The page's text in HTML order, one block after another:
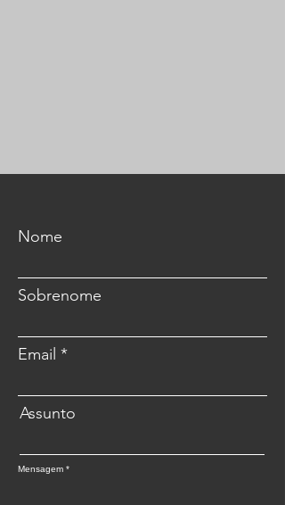
Nome
Sobrenome
Email
Assunto
Mensagem